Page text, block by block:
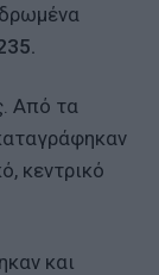
Από τα
κεντρικό
και